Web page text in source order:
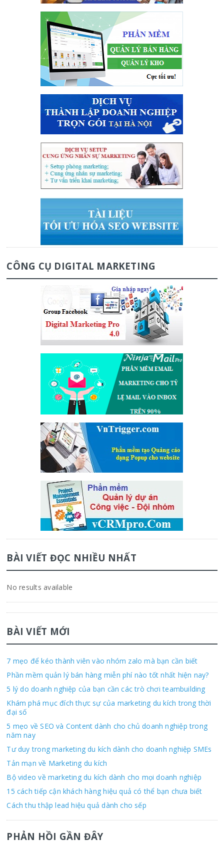
CÔNG CỤ DIGITAL MARKETING
BÀI VIẾT ĐỌC NHIỀU NHẤT
No results available
BÀI VIẾT MỚI
7 mẹo để kéo thành viên vào nhóm zalo mà bạn cần biết
Phần mềm quản lý bán hàng miễn phí nào tốt nhất hiện nay?
5 lý do doanh nghiệp của bạn cần các trò chơi teambuilding
Khám phá mục đích thực sự của marketing du kích trong thời
đại số
5 mẹo về SEO và Content dành cho chủ doanh nghiệp trong
năm nay
Tư duy trong marketing du kích dành cho doanh nghiệp SMEs
Tản mạn về Marketing du kích
Bộ video về marketing du kích dành cho mọi doanh nghiệp
15 cách tiếp cận khách hàng hiệu quả có thể bạn chưa biết
Cách thu thập lead hiệu quả dành cho sếp
PHẢN HỒI GẦN ĐÂY